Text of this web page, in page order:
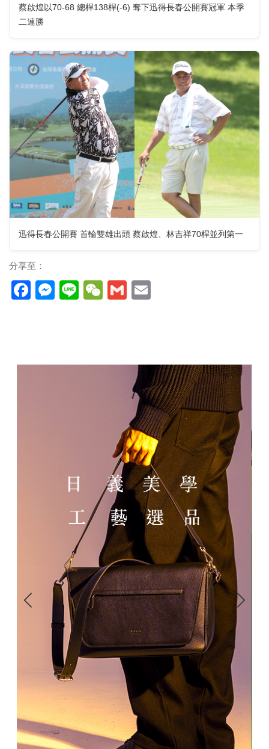
蔡啟煌以70-68 總桿138桿(-6) 奪下迅得長春公開賽冠軍 本季
二連勝
迅得長春公開賽 首輪雙雄出頭 蔡啟煌、林吉祥70桿並列第一
分享至：
Facebook
Messenger
LineWeChat
Gmail